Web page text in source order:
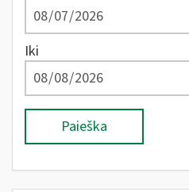
Iki
Paieška